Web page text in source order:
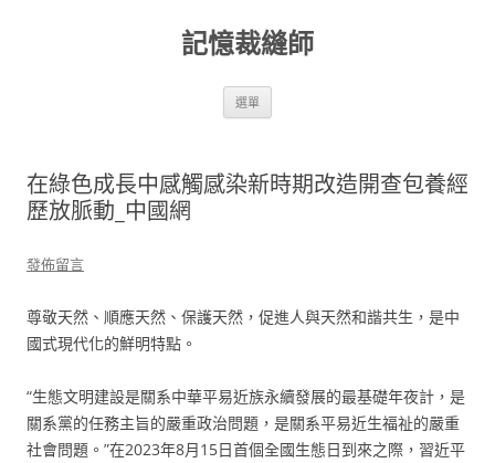
記憶裁縫師
選單
在綠色成長中感觸感染新時期改造開查包養經
歷放脈動_中國網
發佈留言
尊敬天然、順應天然、保護天然，促進人與天然和諧共生，是中
國式現代化的鮮明特點。
“生態文明建設是關系中華平易近族永續發展的最基礎年夜計，是
關系黨的任務主旨的嚴重政治問題，是關系平易近生福祉的嚴重
社會問題。”在2023年8月15日首個全國生態日到來之際，習近平